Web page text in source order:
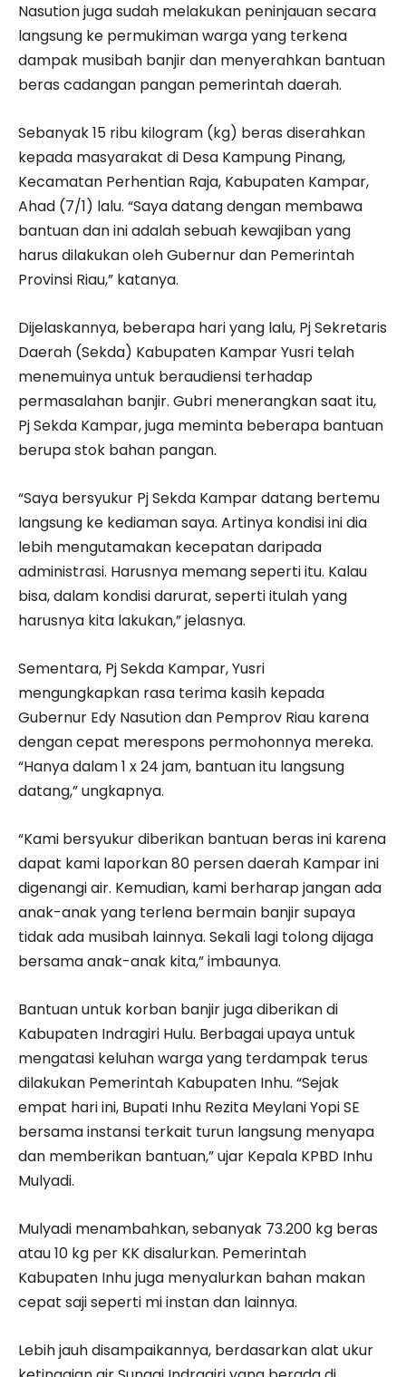
Nasution juga sudah melakukan peninjauan secara
langsung ke permukiman warga yang terkena
dampak musibah banjir dan menyerahkan bantuan
beras cadangan pangan pemerintah daerah.
Sebanyak 15 ribu kilogram (kg) beras diserahkan
kepada masyarakat di Desa Kampung Pinang,
Kecamatan Perhentian Raja, Kabupaten Kampar,
Ahad (7/1) lalu. “Saya datang dengan membawa
bantuan dan ini adalah sebuah kewajiban yang
harus dilakukan oleh Gubernur dan Pemerintah
Provinsi Riau,” katanya.
Dijelaskannya, beberapa hari yang lalu, Pj Sekretaris
Daerah (Sekda) Kabupaten Kampar Yusri telah
menemuinya untuk beraudiensi terhadap
permasalahan banjir. Gubri menerangkan saat itu,
Pj Sekda Kampar, juga meminta beberapa bantuan
berupa stok bahan pangan.
“Saya bersyukur Pj Sekda Kampar datang bertemu
langsung ke kediaman saya. Artinya kondisi ini dia
lebih mengutamakan kecepatan daripada
administrasi. Harusnya memang seperti itu. Kalau
bisa, dalam kondisi darurat, seperti itulah yang
harusnya kita lakukan,” jelasnya.
Sementara, Pj Sekda Kampar, Yusri
mengungkapkan rasa terima kasih kepada
Gubernur Edy Nasution dan Pemprov Riau karena
dengan cepat merespons permohonnya mereka.
“Hanya dalam 1 x 24 jam, bantuan itu langsung
datang,” ungkapnya.
“Kami bersyukur diberikan bantuan beras ini karena
dapat kami laporkan 80 persen daerah Kampar ini
digenangi air. Kemudian, kami berharap jangan ada
anak-anak yang terlena bermain banjir supaya
tidak ada musibah lainnya. Sekali lagi tolong dijaga
bersama anak-anak kita,” imbaunya.
Bantuan untuk korban banjir juga diberikan di
Kabupaten Indragiri Hulu. Berbagai upaya untuk
mengatasi keluhan warga yang terdampak terus
dilakukan Pemerintah Kabupaten Inhu. “Sejak
empat hari ini, Bupati Inhu Rezita Meylani Yopi SE
bersama instansi terkait turun langsung menyapa
dan memberikan bantuan,” ujar Kepala KPBD Inhu
Mulyadi.
Mulyadi menambahkan, sebanyak 73.200 kg beras
atau 10 kg per KK disalurkan. Pemerintah
Kabupaten Inhu juga menyalurkan bahan makan
cepat saji seperti mi instan dan lainnya.
Lebih jauh disampaikannya, berdasarkan alat ukur